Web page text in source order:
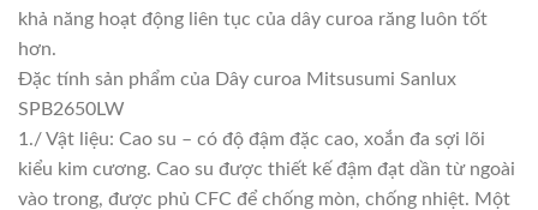
khả năng hoạt động liên tục của dây curoa răng luôn tốt
hơn.
Đặc tính sản phẩm của Dây curoa Mitsusumi Sanlux
SPB2650LW
1./ Vật liệu: Cao su – có độ đậm đặc cao, xoắn đa sợi lõi
kiểu kim cương. Cao su được thiết kế đậm đạt dần từ ngoài
vào trong, được phủ CFC để chống mòn, chống nhiệt. Một